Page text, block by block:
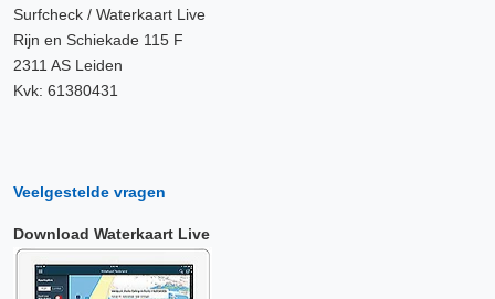
Surfcheck / Waterkaart Live
Rijn en Schiekade 115 F
2311 AS Leiden
Kvk: 61380431
Veelgestelde vragen
Download Waterkaart Live